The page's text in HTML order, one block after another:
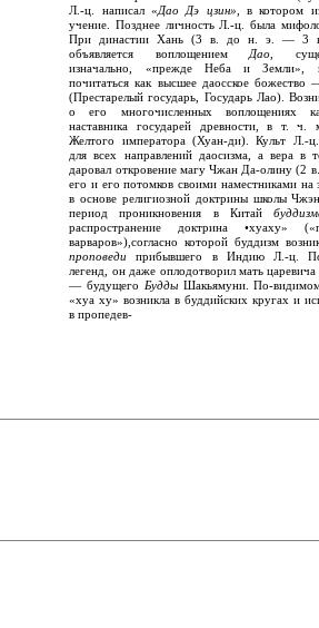
Л.-ц. написал «Дао Дэ цзин», в котором
учение. Позднее лич­ность Л.-ц. была
При династии Хань (3 в. до н. э. — 3
объявляется воплоще­ниемДао,
изначально, «прежде Неба и Земли»,
почитаться как высшее даосское божество
(Престарелый государь, Госу­дарь Лао).
о его многочисленных во­площениях
наставника государей древно­сти, в т. ч.
Желтого императора (Хуан-ди). Культ Л.-ц.
для всех направлений даосизма, а вера в
даровал откровение магу Чжан Да-олину (2
его и его потомков своими на­местниками на
в основе религиозной док­трины школы
период проникновения в Китай
распространение доктрина •хуаху»
варваров»),согласно которой буддизм
проповедиприбывшего в Индию Л.-ц.
легенд, он даже оплодотво­рил мать
— будущего
Будды Шакьямуни. По-
«хуа ху» возник­ла в буддийских кругах и
в пропедев-